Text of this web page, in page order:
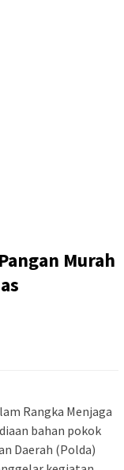
Murah
Rangka Menjaga
bahan pokok
Daerah (Polda)